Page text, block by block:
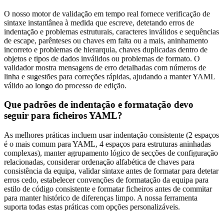
O nosso motor de validação em tempo real fornece verificação de
sintaxe instantânea à medida que escreve, detetando erros de
indentação e problemas estruturais, caracteres inválidos e sequências
de escape, parênteses ou chaves em falta ou a mais, aninhamento
incorreto e problemas de hierarquia, chaves duplicadas dentro de
objetos e tipos de dados inválidos ou problemas de formato. O
validador mostra mensagens de erro detalhadas com números de
linha e sugestões para correções rápidas, ajudando a manter YAML
válido ao longo do processo de edição.
Que padrões de indentação e formatação devo
seguir para ficheiros YAML?
As melhores práticas incluem usar indentação consistente (2 espaços
é o mais comum para YAML, 4 espaços para estruturas aninhadas
complexas), manter agrupamento lógico de secções de configuração
relacionadas, considerar ordenação alfabética de chaves para
consistência da equipa, validar sintaxe antes de formatar para detetar
erros cedo, estabelecer convenções de formatação da equipa para
estilo de código consistente e formatar ficheiros antes de commitar
para manter histórico de diferenças limpo. A nossa ferramenta
suporta todas estas práticas com opções personalizáveis.